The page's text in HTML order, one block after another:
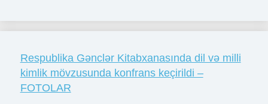
Respublika Gənclər Kitabxanasında dil və milli
kimlik mövzusunda konfrans keçirildi –
FOTOLAR